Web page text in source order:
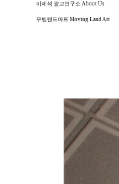
이제석 광고연구소 About Us
무빙랜드아트 Moving Land Art